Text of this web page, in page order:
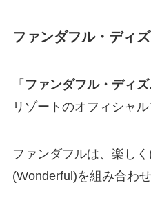
ファンダフル・ディ
「 ファンダフル・ディ
リゾートのオフィシャ
ファンダフルは、楽し
(Wonderful)を組み合わ